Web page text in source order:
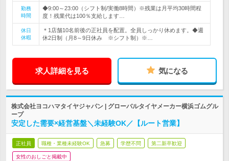
勤務
時間
◆9:00～23:00（シフト制/実働8時間）※残業は月平均30時間程
度！残業代は100％支給します…
休日
休暇
＊1店舗10名前後の正社員を配置。全員しっかり休めます。◆週
休2日制（月8～9日休み ※シフト制）※…
求人詳細を見る 気になる
株式会社ヨコハマタイヤジャパン | グローバルタイヤメーカー横浜ゴムグル
ープ
安定した需要×経営基盤＼未経験OK／【ルート営業】
正社員 職種・業種未経験OK 急募 学歴不問 第二新卒歓迎
女性のおしごと掲載中